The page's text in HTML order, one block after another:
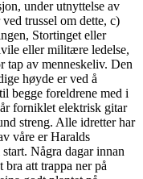
under utnyttelse av
trussel om dette, c)
Stortinget eller
eller militære ledelse,
tap av menneskeliv. Den
høyde er ved å
begge foreldrene med i
forniklet elektrisk gitar
streng. Alle idretter har
våre er Haralds
Några dagar innan
att trappa ner på